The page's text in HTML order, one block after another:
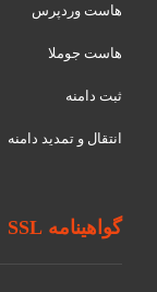
هاست وردپرس
هاست جوملا
ثبت دامنه
انتقال و تمدید دامنه
گواهینامه SSL